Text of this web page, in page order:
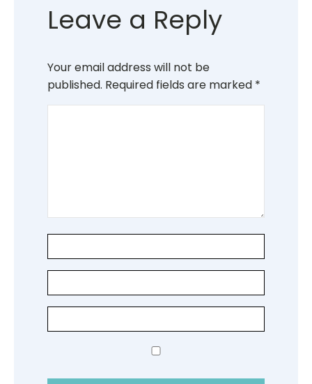
Leave a Reply
Your email address will not be
published. Required fields are marked *